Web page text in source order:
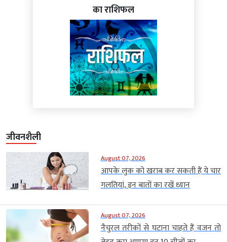
का राशिफल
जीवनशैली
August 07, 2026
आपके लुक को खराब कर सकती हैं ये चार
गलतियां, इन बातों का रखें ध्यान
August 07, 2026
नैचुरल तरीकों से घटाना चाहते हैं वजन तो